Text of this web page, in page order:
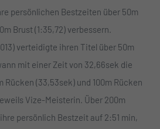
persönlichen Bestzeiten über 50m
Brust (1:35,72) verbessern.
verteidigte ihren Titel über 50m
mit einer Zeit von 32,66sek die
Rücken (33,53sek) und 100m Rücken
Vize-Meisterin. Über 200m
persönlich Bestzeit auf 2:51 min,